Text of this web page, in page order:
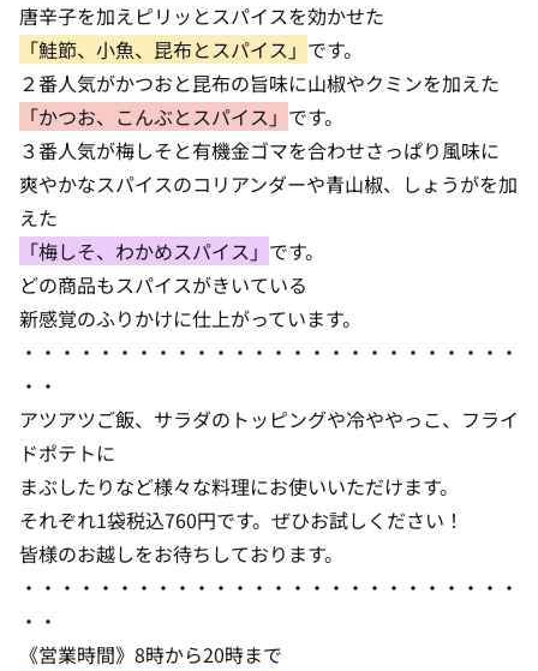
唐辛子を加えピリッとスパイスを効かせた
「鮭節、小魚、昆布とスパイス」 です。
２番人気がかつおと昆布の旨味に山椒やクミンを加えた
「かつお、こんぶとスパイス」 です。
３番人気が梅しそと有機金ゴマを合わせさっぱり風味に
爽やかなスパイスのコリアンダーや青山椒、しょうがを加
えた
「梅しそ、わかめスパイス」 です。
どの商品もスパイスがきいている
新感覚のふりかけに仕上がっています。
・・・・・・・・・・・・・・・・・・・・・・・・・・
・・
アツアツご飯、サラダのトッピングや冷ややっこ、フライ
ドポテトに
まぶしたりなど様々な料理にお使いいただけます。
それぞれ1袋税込760円です。ぜひお試しください！
皆様のお越しをお待ちしております。
・・・・・・・・・・・・・・・・・・・・・・・・・・
・・
《営業時間》8時から20時まで